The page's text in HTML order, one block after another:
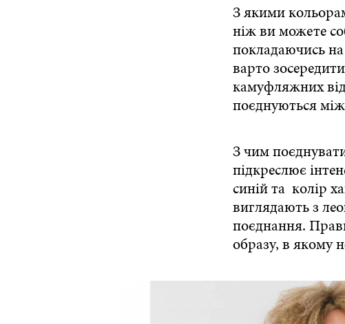
З якими
ніж ви можете
покладаючись
варто
камуфляжних
поєднуються
З чим
підкреслює
синій та колір
виглядають з
поєднання.
образу, в якому